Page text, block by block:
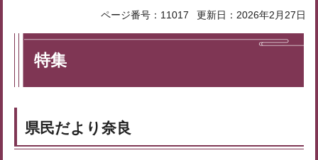
ページ番号：11017 更新日：2026年2月27日
特集
県民だより奈良